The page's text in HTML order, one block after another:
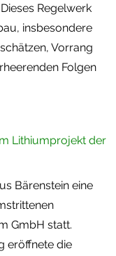
Regelwerk
insbesondere
Vorrang
Folgen
Lithiumprojekt der
Bärenstein eine
GmbH statt.
eröffnete die